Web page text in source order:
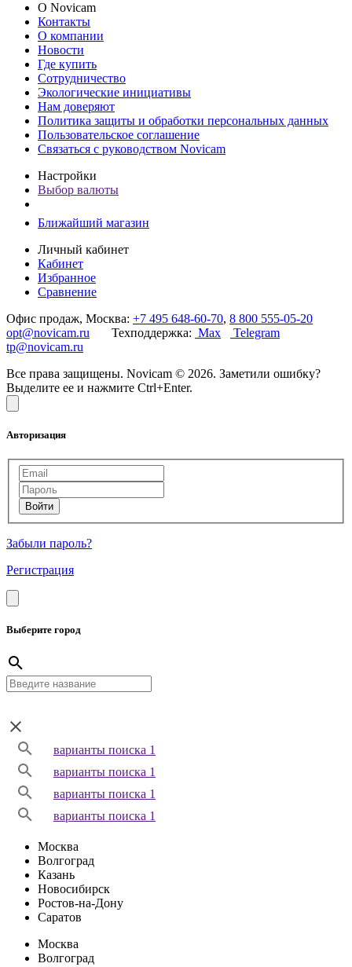
О Novicam
Контакты
О компании
Новости
Где купить
Сотрудничество
Экологические инициативы
Нам доверяют
Политика защиты и обработки персональных данных
Пользовательское соглашение
Связаться с руководством Novicam
Настройки
Выбор валюты
Ближайший магазин
Личный кабинет
Кабинет
Избранное
Сравнение
Офис продаж, Москва: +7 495 648-60-70, 8 800 555-05-20
opt@novicam.ru Техподдержка: Max
Telegram
tp@novicam.ru
Все права защищены. Novicam © 2026. Заметили ошибку?
Выделите ее и нажмите Ctrl+Enter.
Авторизация
Забыли пароль?
Регистрация
Выберите город
варианты поиска 1
варианты поиска 1
варианты поиска 1
варианты поиска 1
Москва
Волгоград
Казань
Новосибирск
Ростов-на-Дону
Саратов
Москва
Волгоград